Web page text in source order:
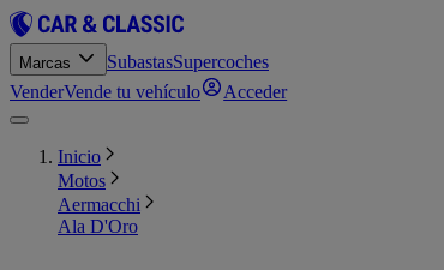
Marcas SubastasSupercoches
VenderVende tu vehículo Acceder
Inicio
Motos
Aermacchi
Ala D'Oro